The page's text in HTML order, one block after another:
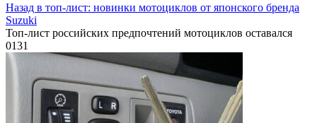
Назад в топ-лист: новинки мотоциклов от японского бренда
Suzuki
Топ-лист российских предпочтений мотоциклов оставался
0131